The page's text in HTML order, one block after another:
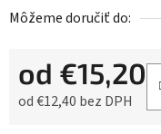
Môžeme doručiť do:
od €15,20
od€12,40 bez DPH